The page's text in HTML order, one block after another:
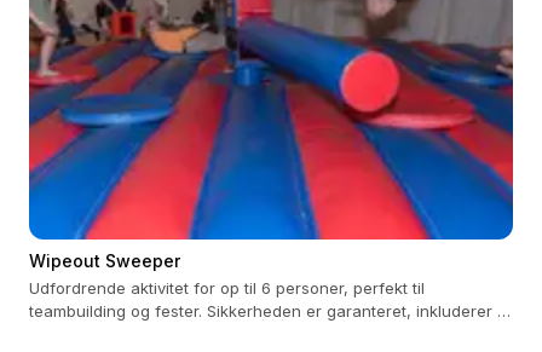
Wipeout Sweeper
Udfordrende aktivitet for op til 6 personer, perfekt til
teambuilding og fester. Sikkerheden er garanteret, inkluderer 3